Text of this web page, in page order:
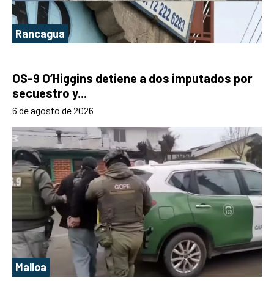
Rancagua
OS-9 O’Higgins detiene a dos imputados por
secuestro y...
6 de agosto de 2026
Malloa